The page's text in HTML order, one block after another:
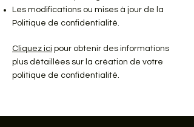
Les modifications ou mises à jour de la
Politique de confidentialité.
Cliquez ici pour obtenir des informations
plus détaillées sur la création de votre
politique de confidentialité.